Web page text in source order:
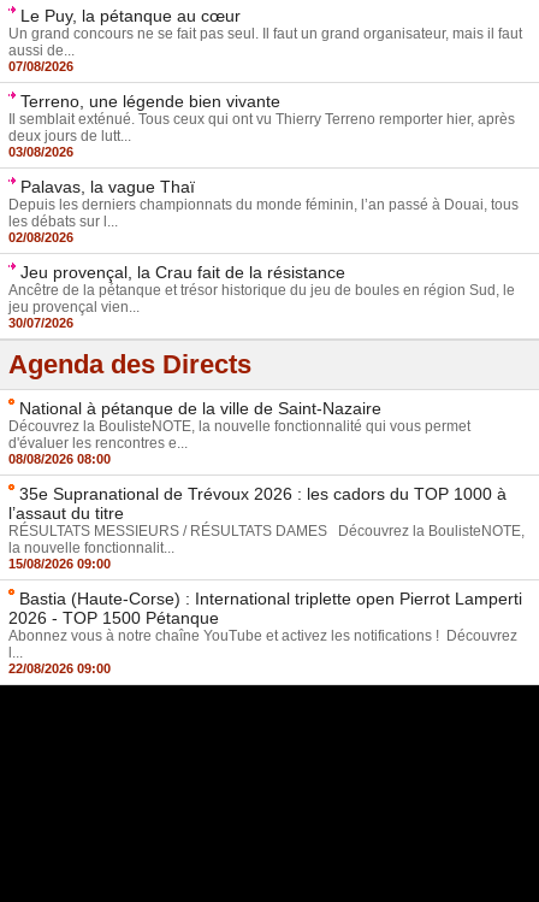
Le Puy, la pétanque au cœur
Un grand concours ne se fait pas seul. Il faut un grand organisateur, mais il faut
aussi de...
07/08/2026
Terreno, une légende bien vivante
Il semblait exténué. Tous ceux qui ont vu Thierry Terreno remporter hier, après
deux jours de lutt...
03/08/2026
Palavas, la vague Thaï
Depuis les derniers championnats du monde féminin, l’an passé à Douai, tous
les débats sur l...
02/08/2026
Jeu provençal, la Crau fait de la résistance
Ancêtre de la pétanque et trésor historique du jeu de boules en région Sud, le
jeu provençal vien...
30/07/2026
Agenda des Directs
National à pétanque de la ville de Saint-Nazaire
Découvrez la BoulisteNOTE, la nouvelle fonctionnalité qui vous permet
d'évaluer les rencontres e...
08/08/2026 08:00
35e Supranational de Trévoux 2026 : les cadors du TOP 1000 à
l’assaut du titre
RÉSULTATS MESSIEURS / RÉSULTATS DAMES Découvrez la BoulisteNOTE,
la nouvelle fonctionnalit...
15/08/2026 09:00
Bastia (Haute-Corse) : International triplette open Pierrot Lamperti
2026 - TOP 1500 Pétanque
Abonnez vous à notre chaîne YouTube et activez les notifications ! Découvrez
l...
22/08/2026 09:00